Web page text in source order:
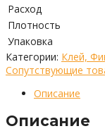
Расход
Плотность
Упаковка
Категории: Клей,
Сопутствующие
Описание
Описание